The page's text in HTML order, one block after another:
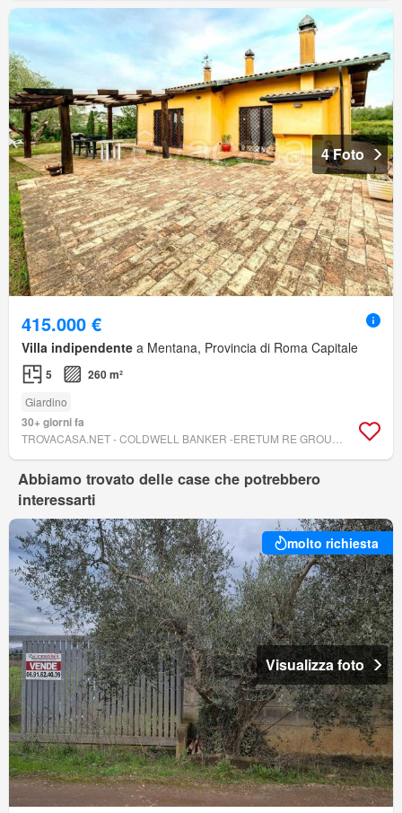
4 Foto
415.000 €
Villa indipendente a Mentana, Provincia di Roma Capitale
5 260 m²
Giardino
30+ giorni fa
Abbiamo trovato delle case che potrebbero
interessarti
molto richiesta
Visualizza foto